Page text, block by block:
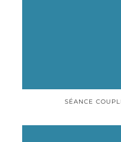
SÉANCE